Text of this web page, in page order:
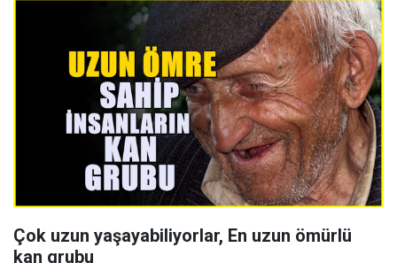
Çok uzun yaşayabiliyorlar, En uzun ömürlü
kan grubu